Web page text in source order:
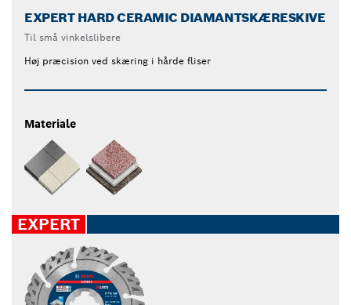
EXPERT HARD CERAMIC DIAMANTSKÆRESKIVE
Til små vinkelslibere
Høj præcision ved skæring i hårde fliser
Materiale
EXPERT